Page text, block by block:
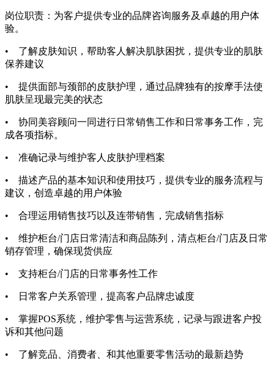
岗位职责：为客户提供专业的品牌咨询服务及卓越的用户体
验。
•
了解皮肤知识，帮助客人解决肌肤困扰，提供专业的肌肤
保养建议
•
提供面部与颈部的皮肤护理，通过品牌独有的按摩手法使
肌肤呈现最完美的状态
•
协同美容顾问一同进行日常销售工作和日常事务工作，完
成各项指标。
• 准确记录与维护客人皮肤护理档案
•
描述产品的基本知识和使用技巧，提供专业的服务流程与
建议，创造卓越的用户体验
• 合理运用销售技巧以及连带销售，完成销售指标
•
维护柜台/门店日常清洁和商品陈列，清点柜台/门店及日常
销存管理，确保现货供应
• 支持柜台/门店的日常事务性工作
• 日常客户关系管理，提高客户品牌忠诚度
•
掌握POS系统，维护零售与运营系统，记录与跟进客户投
诉和其他问题
• 了解竞品、消费者、和其他重要零售活动的最新趋势